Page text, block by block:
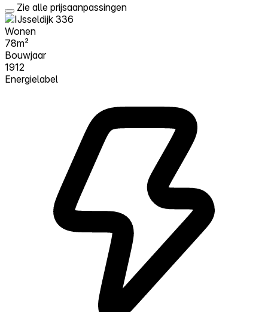
Zie alle prijsaanpassingen
Wonen
78m²
Bouwjaar
1912
Energielabel